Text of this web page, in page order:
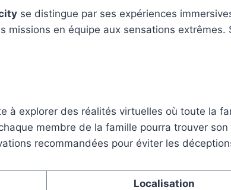
se distingue par ses expériences
missions en équipe aux sensations
à explorer des réalités virtuelles où toute la
membre de la famille pourra trouver
recommandées pour éviter les
Localisation